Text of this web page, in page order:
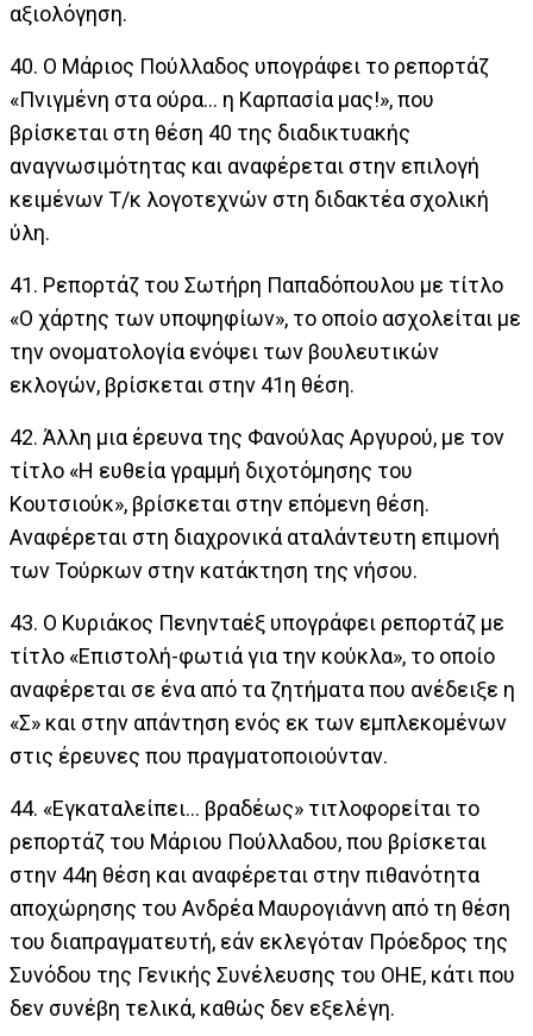
αξιολόγηση.
40. Ο Μάριος Πούλλαδος υπογράφει το ρεπορτάζ
«Πνιγμένη στα ούρα… η Καρπασία μας!», που
βρίσκεται στη θέση 40 της διαδικτυακής
αναγνωσιμότητας και αναφέρεται στην επιλογή
κειμένων Τ/κ λογοτεχνών στη διδακτέα σχολική
ύλη.
41. Ρεπορτάζ του Σωτήρη Παπαδόπουλου με τίτλο
«Ο χάρτης των υποψηφίων», το οποίο ασχολείται με
την ονοματολογία ενόψει των βουλευτικών
εκλογών, βρίσκεται στην 41η θέση.
42. Άλλη μια έρευνα της Φανούλας Αργυρού, με τον
τίτλο «Η ευθεία γραμμή διχοτόμησης του
Κουτσιούκ», βρίσκεται στην επόμενη θέση.
Αναφέρεται στη διαχρονικά αταλάντευτη επιμονή
των Τούρκων στην κατάκτηση της νήσου.
43. Ο Κυριάκος Πενηνταέξ υπογράφει ρεπορτάζ με
τίτλο «Επιστολή-φωτιά για την κούκλα», το οποίο
αναφέρεται σε ένα από τα ζητήματα που ανέδειξε η
«Σ» και στην απάντηση ενός εκ των εμπλεκομένων
στις έρευνες που πραγματοποιούνταν.
44. «Εγκαταλείπει… βραδέως» τιτλοφορείται το
ρεπορτάζ του Μάριου Πούλλαδου, που βρίσκεται
στην 44η θέση και αναφέρεται στην πιθανότητα
αποχώρησης του Ανδρέα Μαυρογιάννη από τη θέση
του διαπραγματευτή, εάν εκλεγόταν Πρόεδρος της
Συνόδου της Γενικής Συνέλευσης του ΟΗΕ, κάτι που
δεν συνέβη τελικά, καθώς δεν εξελέγη.